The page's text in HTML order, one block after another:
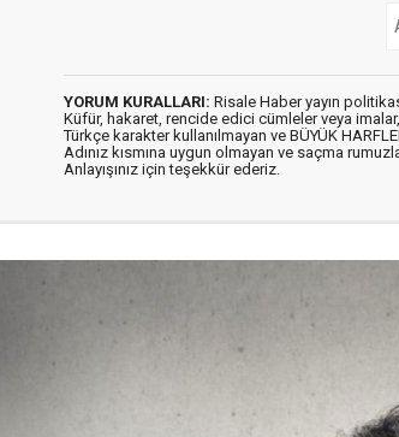
YORUM KURALLARI: Risale Haber yayın
Küfür, hakaret, rencide edici cümleler veya
Türkçe karakter kullanılmayan ve BÜYÜK
Adınız kısmına uygun olmayan ve saçma
Anlayışınız için teşekkür ederiz.